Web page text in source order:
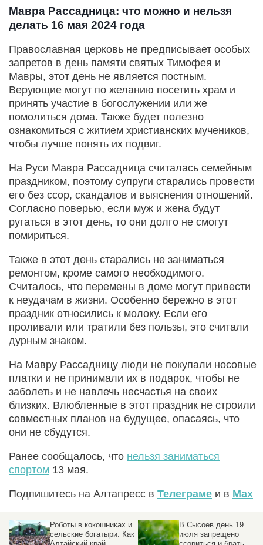
Мавра Рассадница: что можно и нельзя
делать 16 мая 2024 года
Православная церковь не предписывает особых
запретов в день памяти святых Тимофея и
Мавры, этот день не является постным.
Верующие могут по желанию посетить храм и
принять участие в богослужении или же
помолиться дома. Также будет полезно
ознакомиться с житием христианских мучеников,
чтобы лучше понять их подвиг.
На Руси Мавра Рассадница считалась семейным
праздником, поэтому супруги старались провести
его без ссор, скандалов и выяснения отношений.
Согласно поверью, если муж и жена будут
ругаться в этот день, то они долго не смогут
помириться.
Также в этот день старались не заниматься
ремонтом, кроме самого необходимого.
Считалось, что перемены в доме могут привести
к неудачам в жизни. Особенно бережно в этот
праздник относились к молоку. Если его
проливали или тратили без пользы, это считали
дурным знаком.
На Мавру Рассадницу люди не покупали носовые
платки и не принимали их в подарок, чтобы не
заболеть и не навлечь несчастья на своих
близких. Влюбленные в этот праздник не строили
совместных планов на будущее, опасаясь, что
они не сбудутся.
Ранее сообщалось, что нельзя заниматься
спортом 13 мая.
Подпишитесь на Алтапресс в Телеграме и в Max
Роботы в кокошниках и
сельские богатыри. Как
В Сысоев день 19
июля запрещено